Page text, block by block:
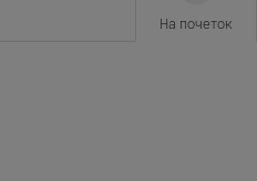
На почеток